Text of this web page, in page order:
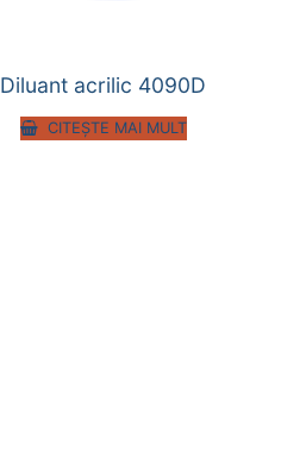
Diluant acrilic 4090D
CITEȘTE MAI MULT